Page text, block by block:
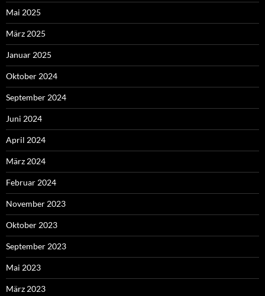
Mai 2025
März 2025
Januar 2025
Oktober 2024
September 2024
Juni 2024
April 2024
März 2024
Februar 2024
November 2023
Oktober 2023
September 2023
Mai 2023
März 2023